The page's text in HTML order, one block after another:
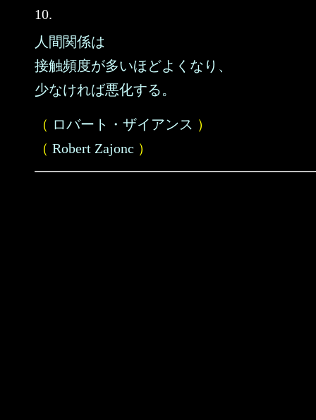
10.
人間関係は
接触頻度が多いほどよくなり、
少なければ悪化する。
（ ロバート・ザイアンス ）
（ Robert Zajonc ）